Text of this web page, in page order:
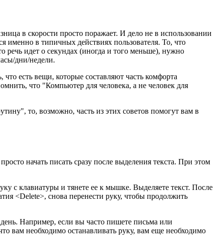
в скорости просто поражает. И дело не в использовании
в типичных действиях пользователя. То, что
речь идет о секундах (иногда и того меньше), нужно
дни/недели.
есть вещи, которые составляют часть комфорта
что "Компьютер для человека, а не человек для
то, возможно, часть из этих советов помогут вам в
начать писать сразу после выделения текста. При этом
с клавиатуры и тянете ее к мышке. Выделяете текст. После
<Delete>, снова перенести руку, чтобы продолжить
день. Например, если вы часто пишете письма или
вам необходимо останавливать руку, вам еще необходимо